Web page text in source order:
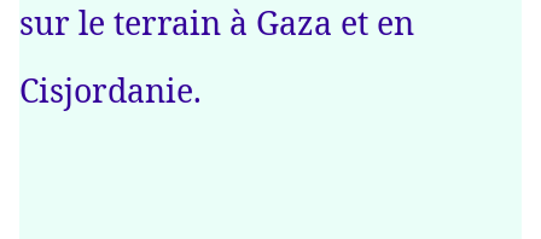
sur le terrain à Gaza et en
Cisjordanie.